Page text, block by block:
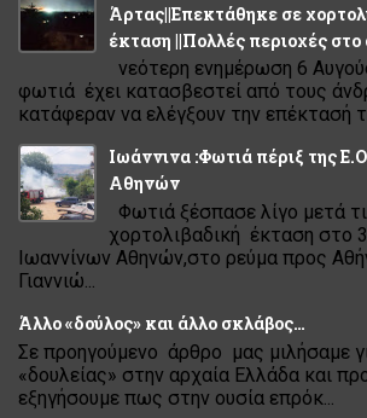
Άρτας||Επεκτάθηκε σε
έκταση ||Πολλές περιοχές στο
νεότερη ενημέρωση 6
φωτιά έχει κατασβεστεί από τους
κατάφεραν να ελέγξουν την επέκτασή
Ιωάννινα :Φωτιά πέριξ της
Αθηνών
Φωτιά ξέσπασε λίγο μετά
χορτολιβαδική έκταση στο
Ιωαννίνων Αθηνών,στο ρεύμα προς
Γιαννιώ...
Άλλο «δούλος» και άλλο σκλάβος…
Σε προηγούμενο άρθρο μας μιλήσαμε
«δουλείας» στην αρχαία Ελλάδα και
εξηγήσουμε πως στην ουσία επρόκ...